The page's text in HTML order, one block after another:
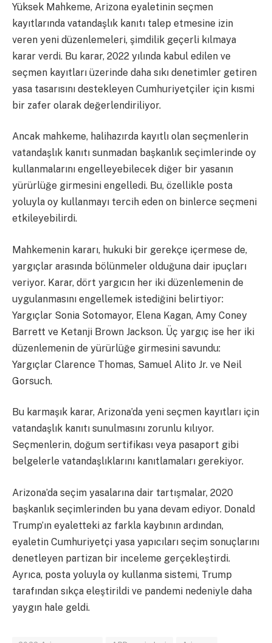
Yüksek Mahkeme, Arizona eyaletinin seçmen
kayıtlarında vatandaşlık kanıtı talep etmesine izin
veren yeni düzenlemeleri, şimdilik geçerli kılmaya
karar verdi. Bu karar, 2022 yılında kabul edilen ve
seçmen kayıtları üzerinde daha sıkı denetimler getiren
yasa tasarısını destekleyen Cumhuriyetçiler için kısmi
bir zafer olarak değerlendiriliyor.
Ancak mahkeme, halihazırda kayıtlı olan seçmenlerin
vatandaşlık kanıtı sunmadan başkanlık seçimlerinde oy
kullanmalarını engelleyebilecek diğer bir yasanın
yürürlüğe girmesini engelledi. Bu, özellikle posta
yoluyla oy kullanmayı tercih eden on binlerce seçmeni
etkileyebilirdi.
Mahkemenin kararı, hukuki bir gerekçe içermese de,
yargıçlar arasında bölünmeler olduğuna dair ipuçları
veriyor. Karar, dört yargıcın her iki düzenlemenin de
uygulanmasını engellemek istediğini belirtiyor:
Yargıçlar Sonia Sotomayor, Elena Kagan, Amy Coney
Barrett ve Ketanji Brown Jackson. Üç yargıç ise her iki
düzenlemenin de yürürlüğe girmesini savundu:
Yargıçlar Clarence Thomas, Samuel Alito Jr. ve Neil
Gorsuch.
Bu karmaşık karar, Arizona’da yeni seçmen kayıtları için
vatandaşlık kanıtı sunulmasını zorunlu kılıyor.
Seçmenlerin, doğum sertifikası veya pasaport gibi
belgelerle vatandaşlıklarını kanıtlamaları gerekiyor.
Arizona’da seçim yasalarına dair tartışmalar, 2020
başkanlık seçimlerinden bu yana devam ediyor. Donald
Trump’ın eyaletteki az farkla kaybının ardından,
eyaletin Cumhuriyetçi yasa yapıcıları seçim sonuçlarını
denetleyen partizan bir inceleme gerçekleştirdi.
Ayrıca, posta yoluyla oy kullanma sistemi, Trump
tarafından sıkça eleştirildi ve pandemi nedeniyle daha
yaygın hale geldi.